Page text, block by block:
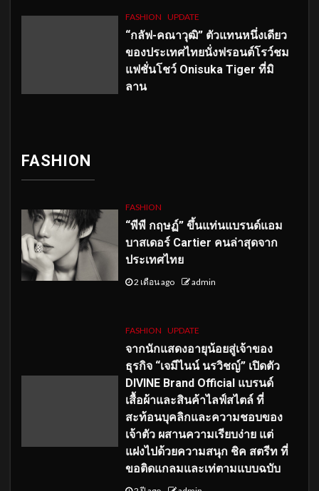
FASHION UPDATE
“กลัฟ-คณาวุฒิ” ตัวแทนหนึ่งเดียว
ของประเทศไทยนั่งฟรอนต์โรว์ชม
แฟชั่นโชว์ Onisuka Tiger ที่มิ
ลาน
FASHION
FASHION
“พีพี กฤษฏ์” ขึ้นแท่นแบรนด์แอม
บาสเดอร์ Cartier คนล่าสุดจาก
ประเทศไทย
2 เดือน ago admin
FASHION UPDATE
จากนักแสดงอายุน้อยสู่เจ้าของ
ธุรกิจ “เจมีไนน์ นรวิชญ์” เปิดตัว
DIVINE Brand Official แบรนด์
เสื้อผ้าและสินค้าไลฟ์สไตล์ ที่
สะท้อนบุคลิกและความชอบของ
เจ้าตัว ผสานความเรียบง่าย แต่
แฝงไปด้วยความสนุก ชิค สตรีท ที่
ขอติดแกลมและเท่ตามแบบฉบับ